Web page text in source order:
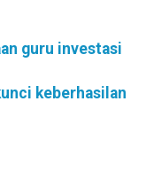
guru investasi
keberhasilan